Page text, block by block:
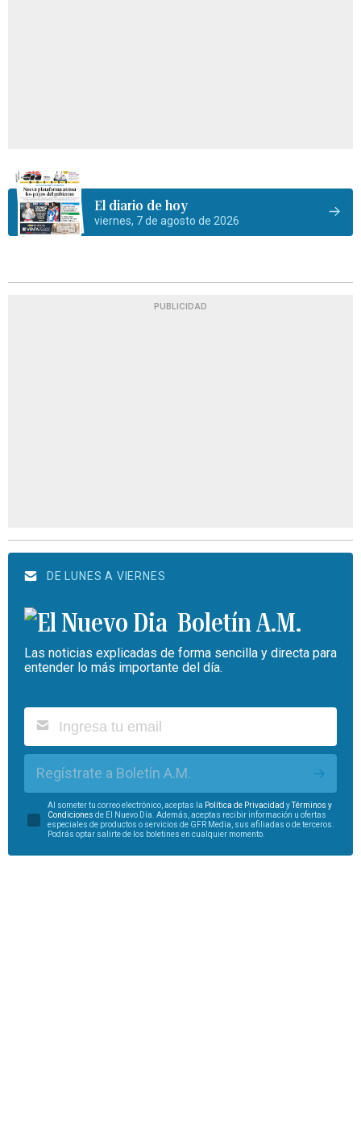
El diario de hoy
viernes, 7 de agosto de 2026
PUBLICIDAD
DE LUNES A VIERNES
Boletín A.M.
Las noticias explicadas de forma sencilla y directa para
entender lo más importante del día.
Regístrate a Boletín A.M.
Al someter tu correo electrónico, aceptas la Política de Privacidad yTérminos y
Condiciones de El Nuevo Día. Además, aceptas recibir información u ofertas
especiales de productos o servicios de GFR Media, sus afiliadas o de terceros.
Podrás optar salirte de los boletines en cualquier momento.